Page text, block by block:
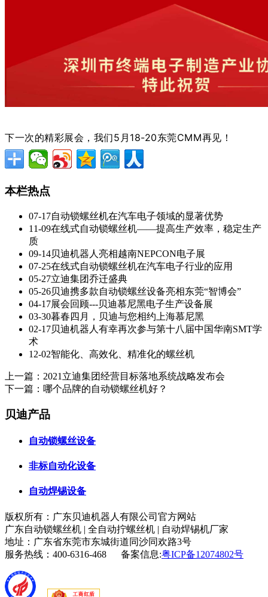
下一次的精彩展会，我们5月18-20东莞CMM再见！
本栏热点
07-17自动锁螺丝机在汽车电子领域的显著优势
11-09在线式自动锁螺丝机——提高生产效率，稳定生产
质
09-14贝迪机器人亮相越南NEPCON电子展
07-25在线式自动锁螺丝机在汽车电子行业的应用
05-27立迪集团乔迁盛典
05-26贝迪携多款自动锁螺丝设备亮相东莞“智博会”
04-17展会回顾---贝迪慕尼黑电子生产设备展
03-30暮春四月，贝迪与您相约上海慕尼黑
02-17贝迪机器人有幸再次参与第十八届中国华南SMT学
术
12-02智能化、高效化、精准化的螺丝机
上一篇： 2021立迪集团经营目标落地系统战略发布会
下一篇： 哪个品牌的自动锁螺丝机好？
贝迪产品
自动锁螺丝设备
非标自动化设备
自动焊锡设备
版权所有：广东贝迪机器人有限公司官方网站
广东自动锁螺丝机 | 全自动拧螺丝机 | 自动焊锡机厂家
地址：广东省东莞市东城街道同沙同欢路3号
服务热线：400-6316-468 备案信息:粤ICP备12074802号